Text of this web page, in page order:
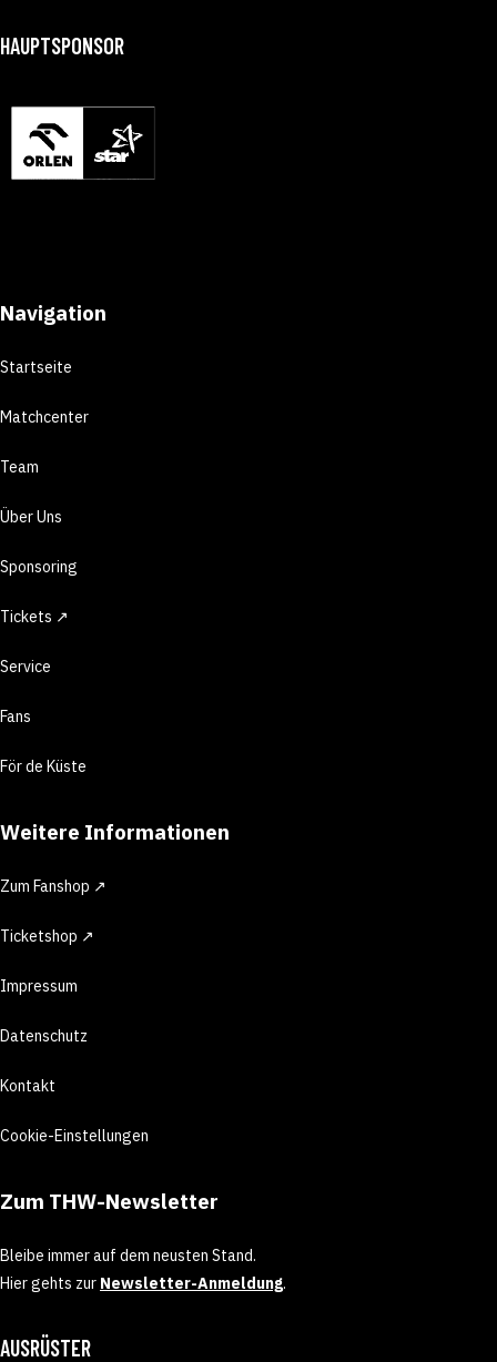
HAUPTSPONSOR
Navigation
Startseite
Matchcenter
Team
Über Uns
Sponsoring
Tickets ↗
Service
Fans
För de Küste
Weitere Informationen
Zum Fanshop ↗
Ticketshop ↗
Impressum
Datenschutz
Kontakt
Cookie-Einstellungen
Zum THW-Newsletter
Bleibe immer auf dem neusten Stand.
Hier gehts zur Newsletter-Anmeldung.
AUSRÜSTER